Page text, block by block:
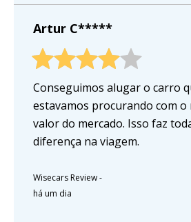
Artur C*****
Conseguimos alugar o carro
estavamos procurando com
valor do mercado. Isso faz
diferença na viagem.
Wisecars Review-
há um dia